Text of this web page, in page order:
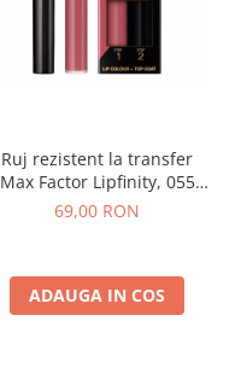
Ruj rezistent la transfer
Max Factor Lipfinity, 055
Sweet
69,00 RON
ADAUGA IN COS